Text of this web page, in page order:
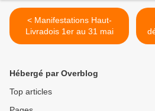
< Manifestations Haut-
Livradois 1er au 31 mai
Hébergé par Overblog
Top articles